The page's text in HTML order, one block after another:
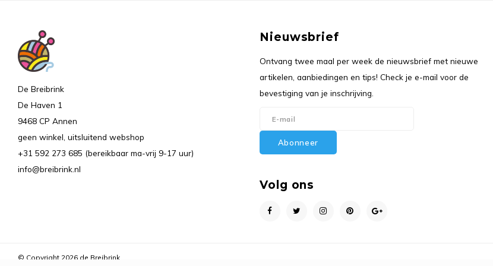
De Breibrink
De Haven 1
9468 CP Annen
geen winkel, uitsluitend webshop
+31 592 273 685 (bereikbaar ma-vrij 9-17 uur)
info@breibrink.nl
Nieuwsbrief
Ontvang twee maal per week de nieuwsbrief met nieuwe
artikelen, aanbiedingen en tips! Check je e-mail voor de
bevestiging van je inschrijving.
Abonneer
Volg ons
© Copyright 2026 de Breibrink